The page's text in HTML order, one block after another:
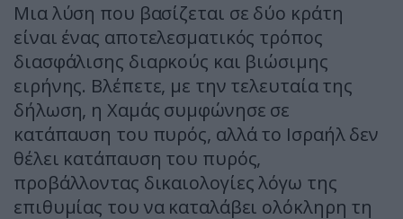
Μια λύση που βασίζεται σε δύο κράτη
είναι ένας αποτελεσματικός τρόπος
διασφάλισης διαρκούς και βιώσιμης
ειρήνης. Βλέπετε, με την τελευταία της
δήλωση, η Χαμάς συμφώνησε σε
κατάπαυση του πυρός, αλλά το Ισραήλ δεν
θέλει κατάπαυση του πυρός,
προβάλλοντας δικαιολογίες λόγω της
επιθυμίας του να καταλάβει ολόκληρη τη